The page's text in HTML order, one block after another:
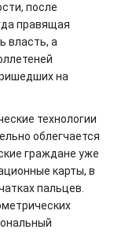
после
правящая
власть, а
на
технологии
облегчается
граждане уже
карты, в
пальцев.